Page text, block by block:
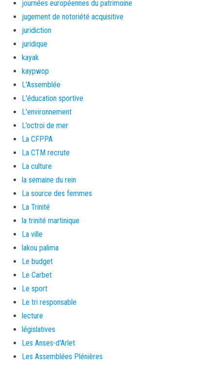
journées européennes du patrimoine
jugement de notoriété acquisitive
juridiction
juridique
kayak
kaypwop
L'Assemblée
L'éducation sportive
L'environnement
L’octroi de mer
La CFPPA
La CTM recrute
La culture
la semaine du rein
La source des femmes
La Trinité
la trinité martinique
La ville
lakou palima
Le budget
Le Carbet
Le sport
Le tri responsable
lecture
législatives
Les Anses-d'Arlet
Les Assemblées Plénières